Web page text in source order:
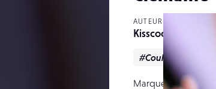
AUTEUR
Kisscool25
#Couleur
Marque